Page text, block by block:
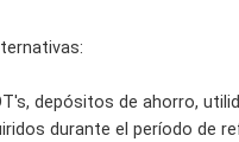
depósitos de ahorro,
durante el período de